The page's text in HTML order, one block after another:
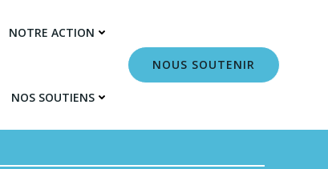
NOTRE ACTION
NOS SOUTIENS
NOUS SOUTENIR